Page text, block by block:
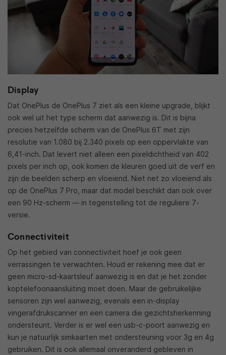
Display
Dat OnePlus de OnePlus 7 ziet als een kleine upgrade, blijkt
ook wel uit het type scherm dat aanwezig is. Dit is bijna
precies hetzelfde scherm van de OnePlus 6T met zijn
resolutie van 1.080 bij 2.340 pixels op een oppervlakte van
6,41-inch. Dat levert niet alleen een pixeldichtheid van 402
pixels per inch op, ook komen de kleuren goed uit de verf en
zijn de beelden scherp en vloeiend. Niet net zo vloeiend als
op de OnePlus 7 Pro, maar dat model beschikt dan ook over
een 90 Hz-scherm — in tegenstelling tot de reguliere 7-
versie.
Connectiviteit
Op het gebied van connectiviteit hoef je ook geen
verrassingen te verwachten. Houd er rekening mee dat er
geen micro-sd-kaartsleuf aanwezig is en dat je het zonder
koptelefoonaansluiting moet doen. Maar de gebruikelijke
sensoren zijn wel aanwezig, evenals een in-display
vingerafdrukscanner en een camera die gezichtsherkenning
ondersteunt. Verder is er wel een usb-c-poort aanwezig en
kun je natuurlijk simkaarten met ondersteuning voor 3g en 4g
gebruiken. Dit is ook allemaal onveranderd gebleven in